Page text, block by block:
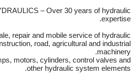
– Over 30 years of hydraulic
expertise.
repair and mobile service of hydraulic
road, agricultural and industrial
machinery.
motors, cylinders, control valves and
other hydraulic system elements.